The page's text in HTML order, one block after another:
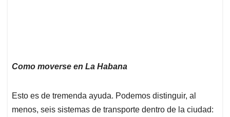
Como moverse en La Habana
Esto es de tremenda ayuda. Podemos distinguir, al
menos, seis sistemas de transporte dentro de la ciudad: